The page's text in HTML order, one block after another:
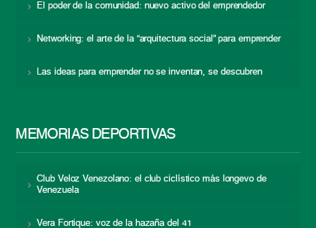
El poder de la comunidad: nuevo activo del emprendedor
Networking: el arte de la “arquitectura social” para emprender
Las ideas para emprender no se inventan, se descubren
MEMORIAS DEPORTIVAS
Club Veloz Venezolano: el club ciclístico más longevo de
Venezuela
Vera Fortique: voz de la hazaña del 41